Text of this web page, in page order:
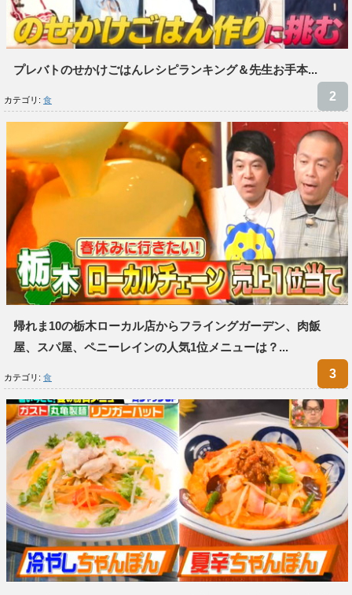
プレバトのせかけごはんレシピランキング＆先生お手本...
カテゴリ: 食
帰れま10の栃木ローカル店からフライングガーデン、肉飯
屋、スパ屋、ペニーレインの人気1位メニューは？...
カテゴリ: 食